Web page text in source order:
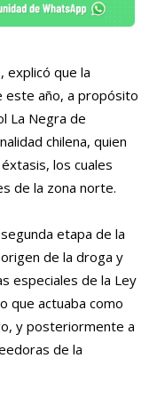
explicó que la
este año, a propósito
La Negra de
chilena, quien
los cuales
de la zona norte.
etapa de la
de la droga y
especiales de la Ley
que actuaba como
y posteriormente a
de la